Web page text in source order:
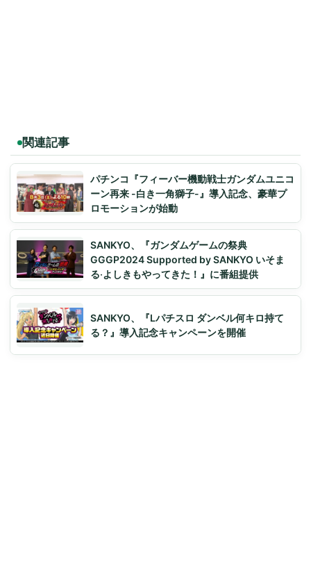
関連記事
パチンコ『フィーバー機動戦士ガンダムユニコ
ーン再来 -白き一角獅子-』導入記念、豪華プ
ロモーションが始動
SANKYO、『ガンダムゲームの祭典
GGGP2024 Supported by SANKYO いそま
る‧よしきもやってきた！』に番組提供
SANKYO、『Lパチスロ ダンベル何キロ持て
る？』導入記念キャンペーンを開催